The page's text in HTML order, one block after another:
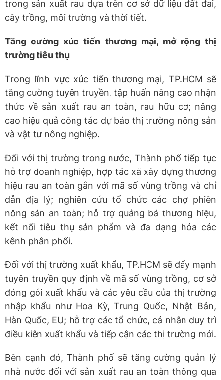
trong sản xuất rau dựa trên cơ sở dữ liệu đất đai,
cây trồng, môi trường và thời tiết.
Tăng cường xúc tiến thương mại, mở rộng thị
trường tiêu thụ
Trong lĩnh vực xúc tiến thương mại, TP.HCM sẽ
tăng cường tuyên truyền, tập huấn nâng cao nhận
thức về sản xuất rau an toàn, rau hữu cơ; nâng
cao hiệu quả công tác dự báo thị trường nông sản
và vật tư nông nghiệp.
Đối với thị trường trong nước, Thành phố tiếp tục
hỗ trợ doanh nghiệp, hợp tác xã xây dựng thương
hiệu rau an toàn gắn với mã số vùng trồng và chỉ
dẫn địa lý; nghiên cứu tổ chức các chợ phiên
nông sản an toàn; hỗ trợ quảng bá thương hiệu,
kết nối tiêu thụ sản phẩm và đa dạng hóa các
kênh phân phối.
Đối với thị trường xuất khẩu, TP.HCM sẽ đẩy mạnh
tuyên truyền quy định về mã số vùng trồng, cơ sở
đóng gói xuất khẩu và các yêu cầu của thị trường
nhập khẩu như Hoa Kỳ, Trung Quốc, Nhật Bản,
Hàn Quốc, EU; hỗ trợ các tổ chức, cá nhân duy trì
điều kiện xuất khẩu và tiếp cận các thị trường mới.
Bên cạnh đó, Thành phố sẽ tăng cường quản lý
nhà nước đối với sản xuất rau an toàn thông qua